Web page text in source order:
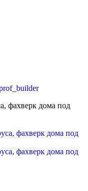
фахверк дома под